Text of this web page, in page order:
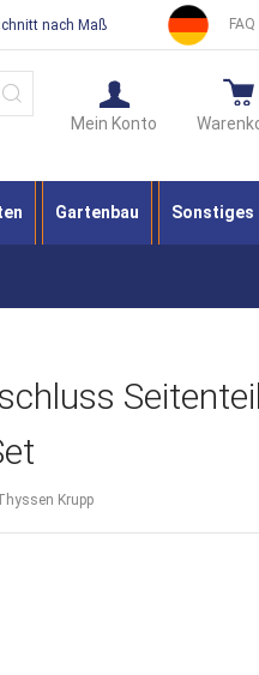
FAQ
nach Maß
Mein Konto
Gartenbau Sonstiges
Krupp